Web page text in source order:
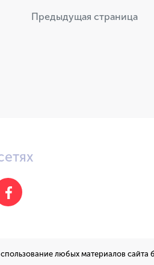
Предыдущая страница
любых материалов сайта